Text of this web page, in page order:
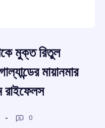
মুক্ত রিতুল
মায়ানমার
রাইফেলস
0